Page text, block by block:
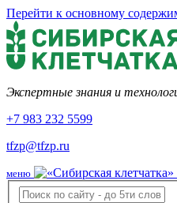
Перейти к основному
Экспертные знания и
+7 983 232 5599
tfzp@tfzp.ru
меню